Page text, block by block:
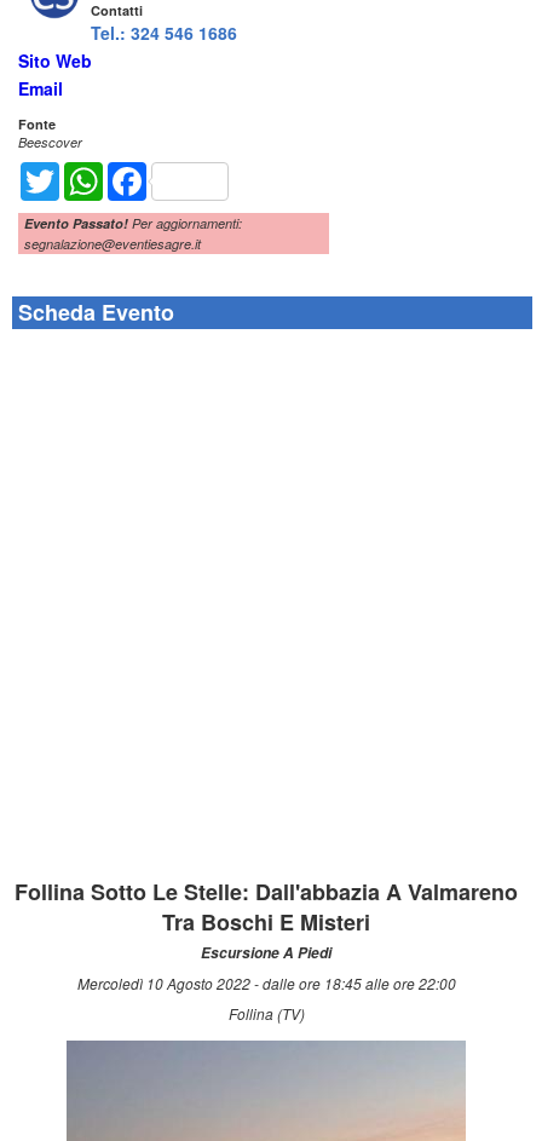
Contatti
Tel.: 324 546 1686
Sito Web
Email
Fonte
Beescover
Twitter WhatsAppFacebook
Evento Passato! Per aggiornamenti:
segnalazione@eventiesagre.it
Scheda Evento
Follina Sotto Le Stelle: Dall'abbazia A Valmareno
Tra Boschi E Misteri
Escursione A Piedi
Mercoledì 10 Agosto 2022 - dalle ore 18:45 alle ore 22:00
Follina (TV)